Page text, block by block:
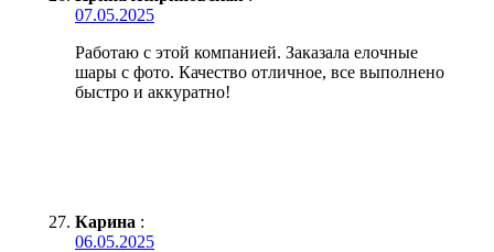
07.05.2025
Работаю с этой компанией. Заказала елочные
шары с фото. Качество отличное, все выполнено
быстро и аккуратно!
Карина :
06.05.2025